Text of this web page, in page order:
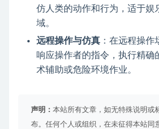
仿人类的动作和行为，适于娱
域。
远程操作与仿真 ：在远程操
响应操作者的指令，执行精确
术辅助或危险环境作业。
声明： 本站所有文章，如无特殊说明或
布。任何个人或组织，在未征得本站同